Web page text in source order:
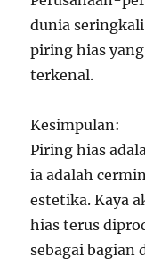
dunia
piring hias
terkenal.
Kesimpulan:
Piring hias
ia adalah
estetika. Kaya
hias terus
sebagai bagian